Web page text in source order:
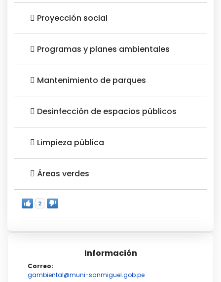
Proyección social
Programas y planes ambientales
Mantenimiento de parques
Desinfección de espacios públicos
Limpieza pública
Áreas verdes
2
Información
Correo:
gambiental@muni-sanmiguel.gob.pe